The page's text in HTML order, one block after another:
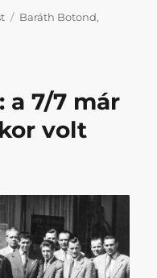
Címke
Baráth Botond,
a 7/7 már
volt